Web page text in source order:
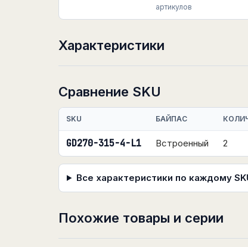
артикулов
Характеристики
Сравнение SKU
SKU БАЙПАС
GD270-315-4-L1 Встроенный 2
Все характеристики по каждому
Похожие товары и серии